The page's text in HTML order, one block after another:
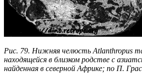
Рис. 79. Нижняя челюсть Atlanthropus
находящейся в близком родстве с
найденная в северной Африке; по П.